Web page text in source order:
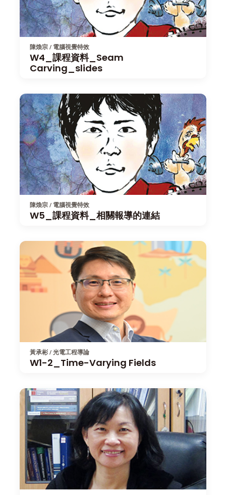
陳煥宗 / 電腦視覺特效
W4_課程資料_Seam
Carving_slides
陳煥宗 / 電腦視覺特效
W5_課程資料_相關報導的連結
黃承彬 / 光電工程導論
W1-2_Time-Varying Fields